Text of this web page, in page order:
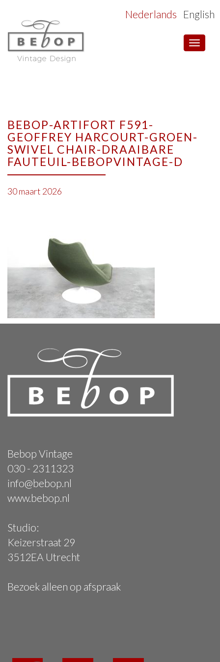
Toggle
Nederlands English
BEBOP-ARTIFORT F591-
GEOFFREY HARCOURT-GROEN-
SWIVEL CHAIR-DRAAIBARE
FAUTEUIL-BEBOPVINTAGE-D
30 maart 2026
Bebop Vintage
030 - 2311323
info@bebop.nl
www.bebop.nl
Studio:
Keizerstraat 29
3512EA Utrecht
Bezoek alleen op afspraak